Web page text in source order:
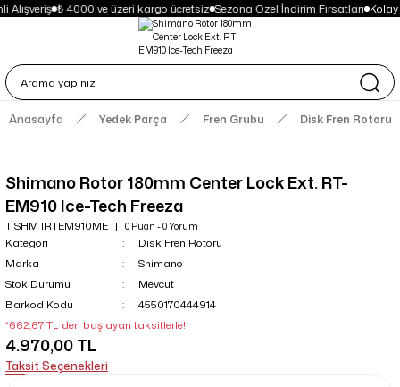
Alışveriş ₺ 4000 ve üzeri kargo ücretsiz Sezona Özel İndirim Fırsatları Kolay
Anasayfa Yedek Parça Fren Grubu Disk Fren Rotoru
Shimano Rotor 180mm Center Lock Ext. RT-
EM910 Ice-Tech Freeza
T SHM IRTEM910ME 0 Puan - 0 Yorum
Kategori
Disk Fren Rotoru
Marka
Shimano
Stok Durumu
Mevcut
Barkod Kodu
4550170444914
*662,67 TL den başlayan taksitlerle!
4.970,00 TL
Taksit Seçenekleri